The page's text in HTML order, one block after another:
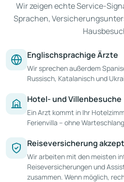
Wir zeigen echte Service-
Sprachen,
Englischsprachige Ärzte
Wir sprechen außerdem
Russisch, Katalanisch und
Hotel- und Villenbesuche
Ein Arzt kommt in Ihr
Ferienvilla – ohne
Reiseversicherung
Wir arbeiten mit den meisten
Reiseversicherungen und
zusammen. Wenn möglich,